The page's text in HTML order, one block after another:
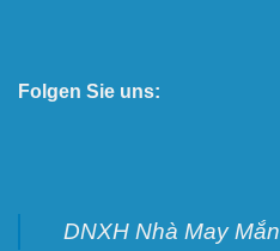
Folgen Sie uns:
DNXH Nhà May Mắn